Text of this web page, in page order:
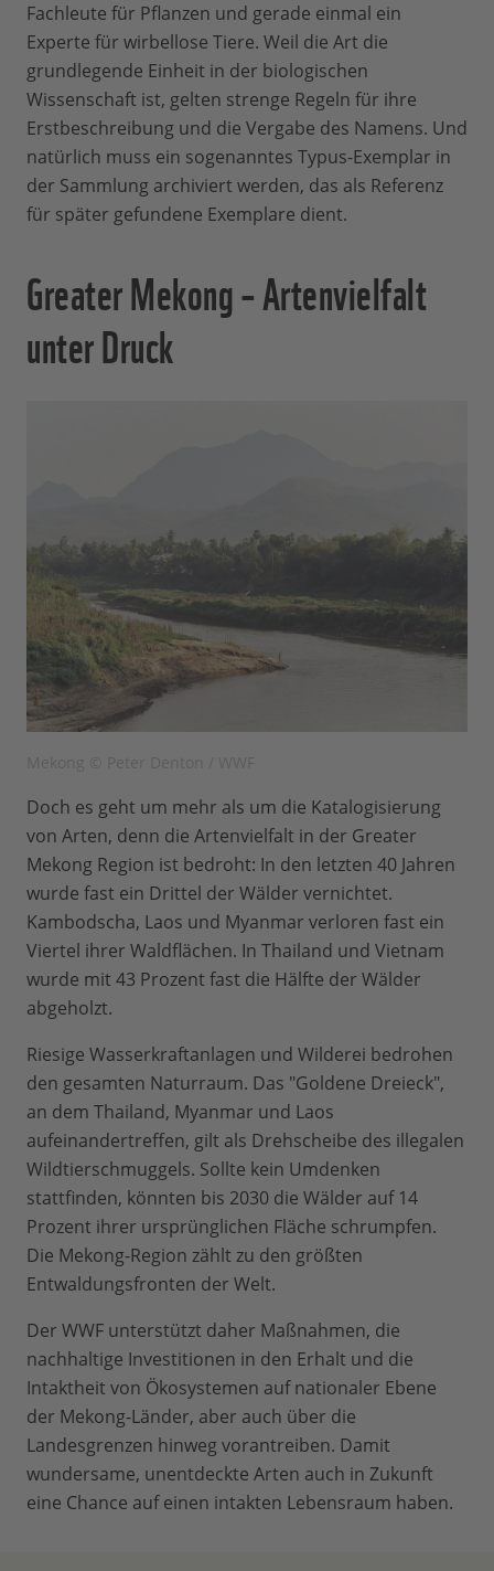
Fachleute für Pflanzen und gerade einmal ein
Experte für wirbellose Tiere. Weil die Art die
grundlegende Einheit in der biologischen
Wissenschaft ist, gelten strenge Regeln für ihre
Erstbeschreibung und die Vergabe des Namens. Und
natürlich muss ein sogenanntes Typus-Exemplar in
der Sammlung archiviert werden, das als Referenz
für später gefundene Exemplare dient.
Greater Mekong – Artenvielfalt
unter Druck
Doch es geht um mehr als um die Katalogisierung
von Arten, denn die Artenvielfalt in der Greater
Mekong Region ist bedroht: In den letzten 40 Jahren
wurde fast ein Drittel der Wälder vernichtet.
Kambodscha, Laos und Myanmar verloren fast ein
Viertel ihrer Waldflächen. In Thailand und Vietnam
wurde mit 43 Prozent fast die Hälfte der Wälder
abgeholzt.
Riesige Wasserkraftanlagen und Wilderei bedrohen
den gesamten Naturraum. Das "Goldene Dreieck",
an dem Thailand, Myanmar und Laos
aufeinandertreffen, gilt als Drehscheibe des illegalen
Wildtierschmuggels. Sollte kein Umdenken
stattfinden, könnten bis 2030 die Wälder auf 14
Prozent ihrer ursprünglichen Fläche schrumpfen.
Die Mekong-Region zählt zu den größten
Entwaldungsfronten der Welt.
Der WWF unterstützt daher Maßnahmen, die
nachhaltige Investitionen in den Erhalt und die
Intaktheit von Ökosystemen auf nationaler Ebene
der Mekong-Länder, aber auch über die
Landesgrenzen hinweg vorantreiben. Damit
wundersame, unentdeckte Arten auch in Zukunft
eine Chance auf einen intakten Lebensraum haben.